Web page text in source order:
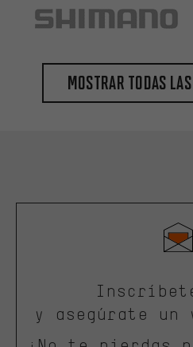
Mostrar todas las
y asegúrate un